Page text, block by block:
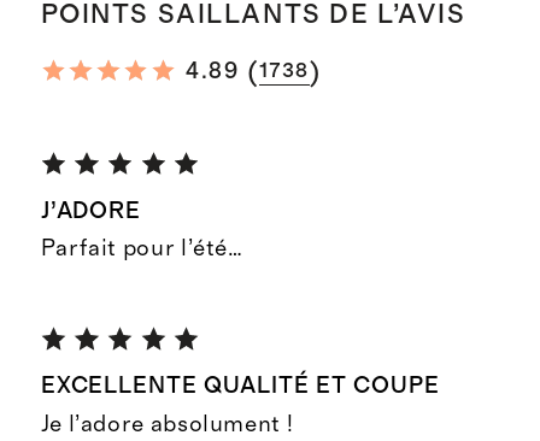
POINTS SAILLANTS DE L’AVIS
4.89 (1738)
J’ADORE
Parfait pour l’été…
EXCELLENTE QUALITÉ ET COUPE
Je l’adore absolument !